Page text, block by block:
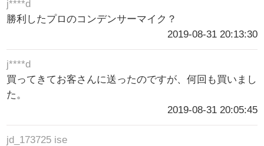
j****d
勝利したプロのコンデンサーマイク？
2019-08-31 20:13:30
j****d
買ってきてお客さんに送ったのですが、何回も買いまし
た。
2019-08-31 20:05:45
jd_173725 ise